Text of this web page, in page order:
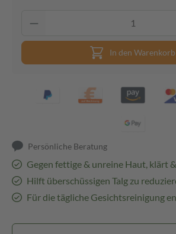
In den Warenkorb
Persönliche Beratung
Gegen fettige & unreine Haut, klärt
Hilft überschüssigen Talg zu
Für die tägliche Gesichtsreinigung